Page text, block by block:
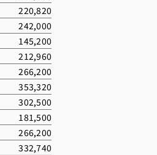
220,820
242,000
145,200
212,960
266,200
353,320
302,500
181,500
266,200
332,740